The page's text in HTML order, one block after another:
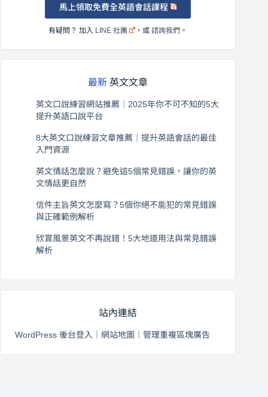
馬上領取免費全英語會話課程
有疑問？ 加入 LINE 社團 ，或諮詢我們 。
最新 英文文章
英文口說練習網站推薦｜2025年你不可不知的5大
提升英語口說平台
8大英文口說練習文章推薦｜提升英語會話的最佳
入門資源
英文情話怎麼說？避免這5個常見錯誤，讓你的英
文情話更自然
信件主旨英文怎麼寫？5個你絕不能犯的常見錯誤
與正確範例解析
欣賞風景英文不再說錯！5大地道用法與常見錯誤
解析
站內連結
WordPress 後台登入 網站地圖 管理重複區塊廣告